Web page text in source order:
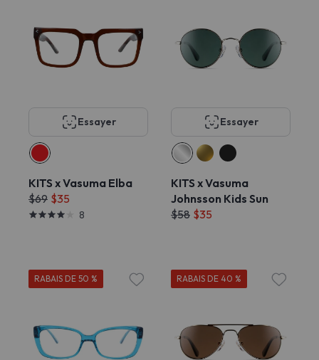
Essayer
KITS x Vasuma Elba
$69 $35
8
Essayer
KITS x Vasuma
Johnsson Kids Sun
$58 $35
RABAIS DE 50 % RABAIS DE 40 %